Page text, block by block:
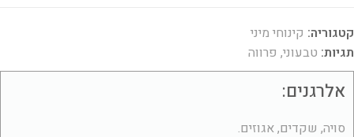
קטגוריה: קינוחי מיני
תגיות: טבעוני, פרווה
אלרגנים:
סויה, שקדים, אגוזים.